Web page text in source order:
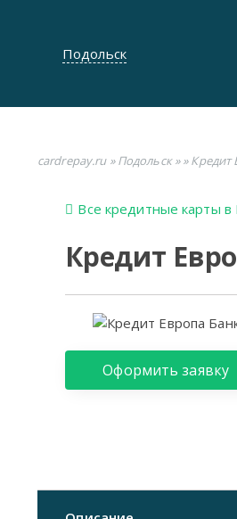
Подольск
cardrepay.ru»Подольск»» Кредит
Все кредитные карты в
Кредит
Оформить заявку